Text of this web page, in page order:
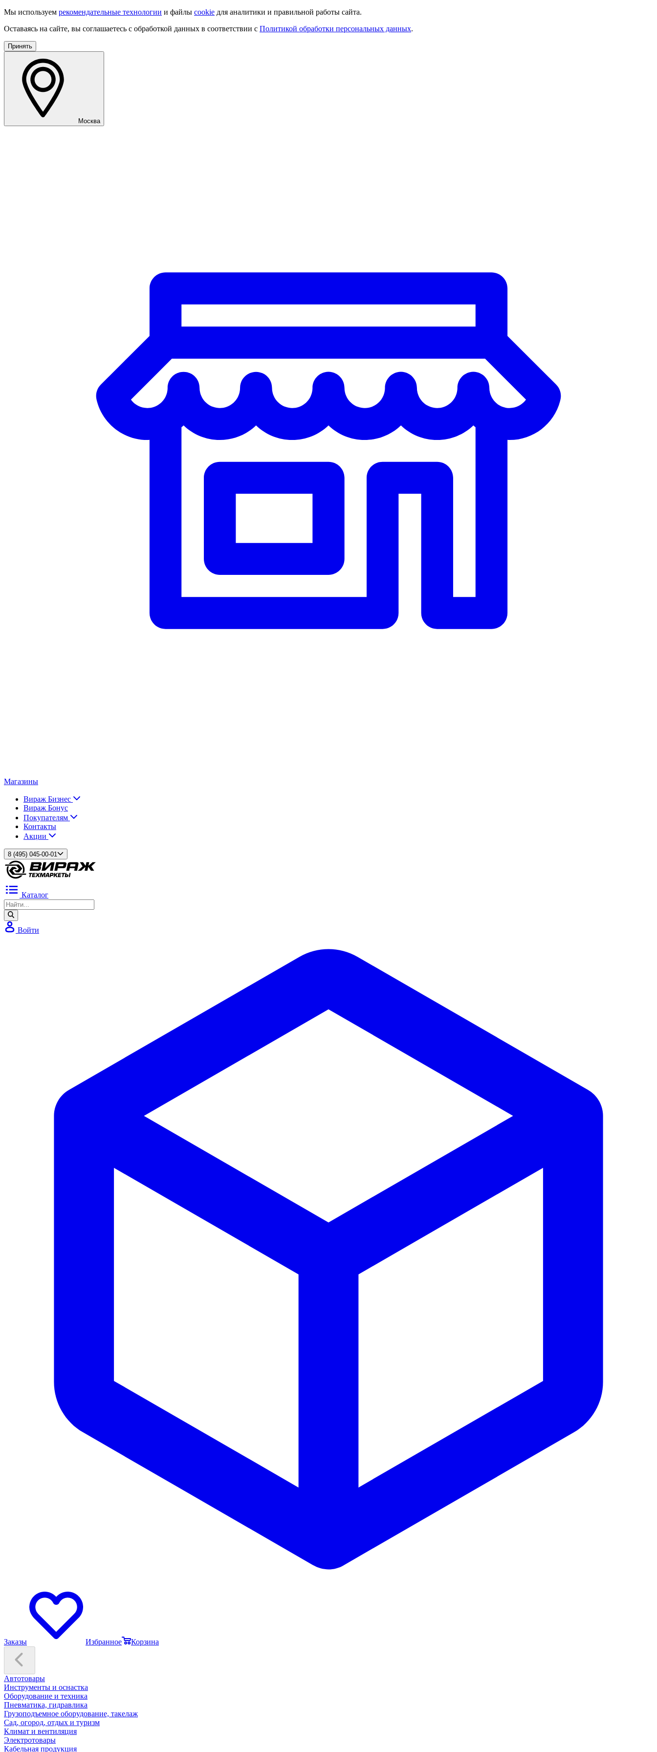
Мы используем рекомендательные технологии и файлы cookie для аналитики и правильной работы сайта.
Оставаясь на сайте, вы соглашаетесь с обработкой данных в соответствии с Политикой обработки персональных данных.
Принять
Москва
Магазины
Вираж Бизнес
Вираж Бонус
Покупателям
Контакты
Акции
8 (495) 045-00-01
Каталог
Войти
Заказы Избранное Корзина
Автотовары
Инструменты и оснастка
Оборудование и техника
Пневматика, гидравлика
Грузоподъемное оборудование, такелаж
Сад, огород, отдых и туризм
Климат и вентиляция
Электротовары
Кабельная продукция